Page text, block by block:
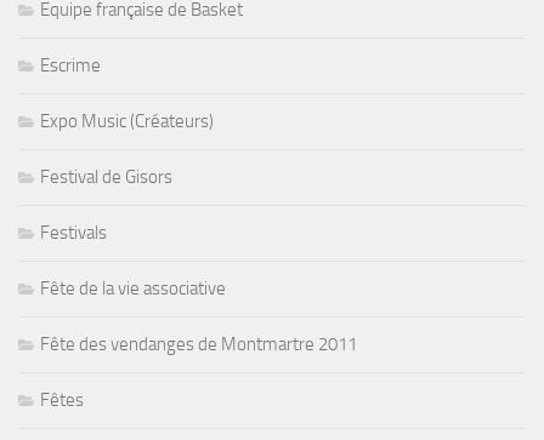
Equipe française de Basket
Escrime
Expo Music (Créateurs)
Festival de Gisors
Festivals
Fête de la vie associative
Fête des vendanges de Montmartre 2011
Fêtes